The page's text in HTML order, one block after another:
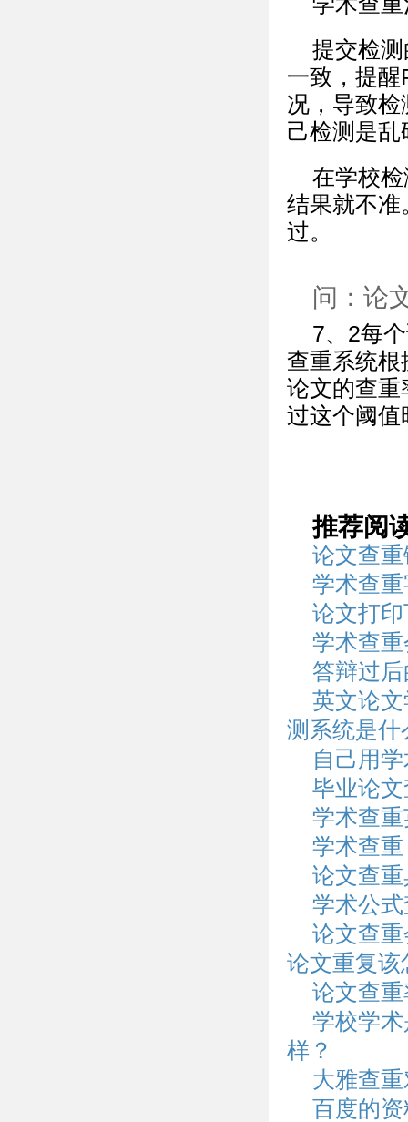
提交检
一致，提
况，导致
己检测是乱
在学校
结果就不准
过。
问：论
7、2每
查重系统根
论文的查重
过这个阈值
推荐阅
论文查
学术查
论文打
学术查
答辩过
英文论
测系统是什
自己用
毕业论
学术查
学术查
论文查
学术公
论文查
论文重复该
论文查
学校学
样？
大雅查
百度的